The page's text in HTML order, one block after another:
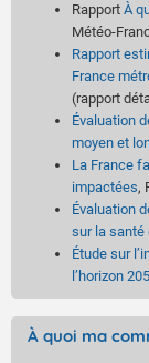
Rapport À
Météo-
Rapport
France
(rapport
Évaluation
moyen et
La France
impactées,
Évaluation
sur la santé
Étude sur
l’horizon
À quoi ma